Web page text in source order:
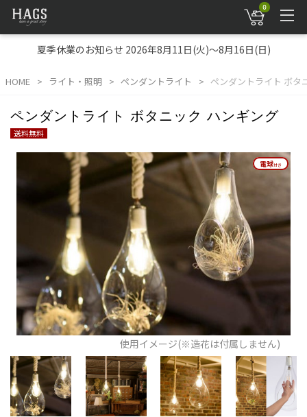
0
夏季休業のお知らせ 2026年8月11日(火)～8月16日(日)
HOME ライト・照明 ペンダントライト ペンダントライト ボタ
ペンダントライト ボタニック ハンギング
送料無料
電球付き
電球付き
使用イメージ(※造花は付属しません)